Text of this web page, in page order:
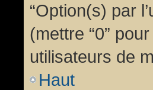
“Option(s) par
(mettre “0”
utilisateurs de
Haut